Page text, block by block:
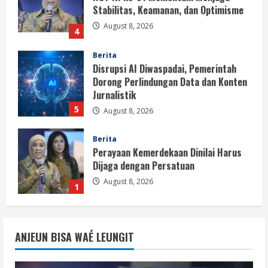
4
Stabilitas, Keamanan, dan Optimisme
August 8, 2026
5
Berita
Disrupsi AI Diwaspadai, Pemerintah
Dorong Perlindungan Data dan Konten
Jurnalistik
August 8, 2026
1
Berita
Perayaan Kemerdekaan Dinilai Harus
Dijaga dengan Persatuan
August 8, 2026
2
Situasi Nasional Aman, Publik Diminta
Waspadai Provokasi Jelang HUT RI
ANJEUN BISA WAÉ LEUNGIT